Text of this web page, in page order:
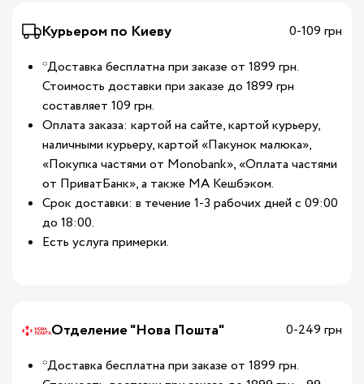
Курьером по Киеву
0-109 грн
*Доставка бесплатна при заказе от 1899 грн.
Стоимость доставки при заказе до 1899 грн
составляет 109 грн.
Оплата заказа: картой на сайте, картой курьеру,
наличными курьеру, картой «Пакунок малюка»,
«Покупка частями от Monobank», «Оплата частями
от ПриватБанк», а также МА Кешбэком.
Срок доставки: в течение 1-3 рабочих дней с 09:00
до 18:00.
Есть услуга примерки.
Отделение "Нова Пошта"
0-249 грн
*Доставка бесплатна при заказе от 1899 грн.